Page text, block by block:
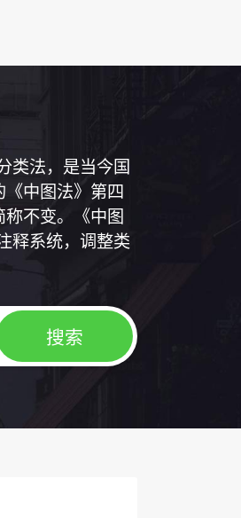
类法，是当今国
中图法》第四
不变。《中图
释系统，调整类